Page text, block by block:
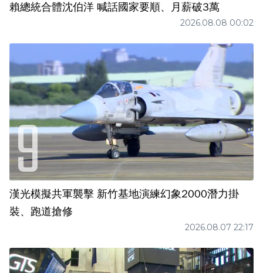
賴總統合體沈伯洋 喊話國家要順、月薪破3萬
2026.08.08 00:02
漢光模擬共軍襲擊 新竹基地演練幻象2000潛力掛
裝、跑道搶修
2026.08.07 22:17